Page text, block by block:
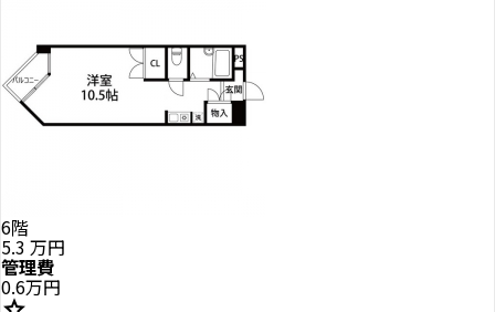
6階
5.3 万円
管理費
0.6万円